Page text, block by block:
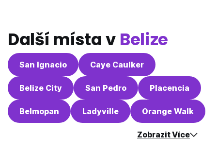
Další místa v Belize
San Ignacio Caye Caulker
Belize City San Pedro Placencia
Belmopan Ladyville Orange Walk
Zobrazit Více